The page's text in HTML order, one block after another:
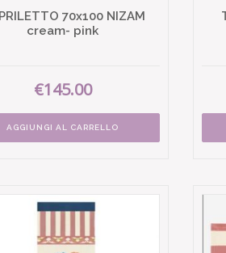
70x100 NIZAM
cream- pink
€145.00
AGGIUNGI AL CARRELLO